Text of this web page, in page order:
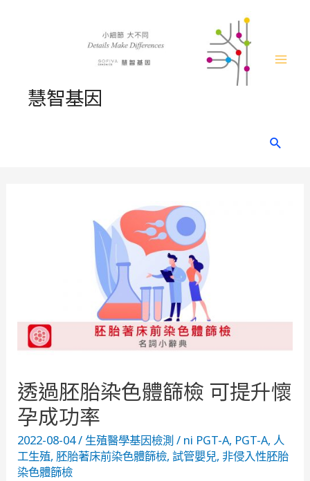
慧智基因
Search
透過胚胎染色體篩檢 可提升懷
孕成功率
2022-08-04/ 生殖醫學基因檢測/ ni PGT-A, PGT-A, 人
工生殖, 胚胎著床前染色體篩檢,試管嬰兒, 非侵入性胚胎
染色體篩檢